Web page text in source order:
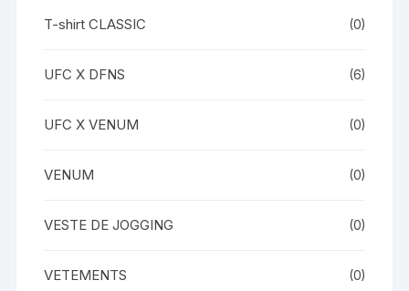
T-shirt CLASSIC (0)
UFC X DFNS (6)
UFC X VENUM (0)
VENUM (0)
VESTE DE JOGGING (0)
VETEMENTS (0)